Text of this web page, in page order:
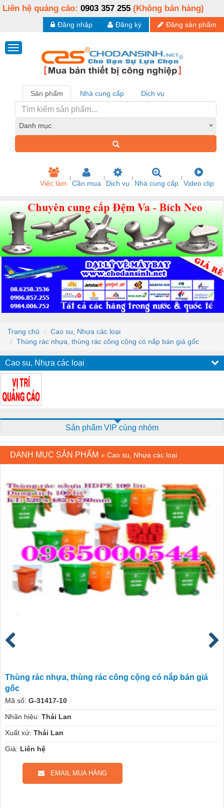
Liên hệ quảng cáo: 0903 357 255 (Không bán hàng)
Đăng sản phẩm
Đăng ký
Đăng nhập
Sản phẩm Nhà cung cấp Dịch vụ
Danh mục
Việc làm Cần mua Dịch vụ Nhà cung cấp Video clip
Trang chủ
Cao su, Nhựa các loại
Thùng rác nhựa, thùng rác công cộng có nắp bán giá gốc
Cao su, Nhựa các loại
Sản phẩm VIP cùng nhóm
DANH MỤC SẢN PHẨM » Cao su, Nhựa các loại
Thùng rác nhựa, thùng rác công cộng có nắp bán giá
gốc
Mã số: G-31417-10
Nhãn hiệu: Thái Lan
Xuất xứ: Thái Lan
Giá: Liên hệ
EMAIL MUA HÀNG